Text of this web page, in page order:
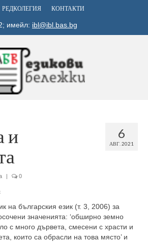
РЕДКОЛЕГИЯ КОНТАКТИ
имейл: ibl@ibl.bas.bg
6
АВГ. 2021
и
| 0
на българския език (т. 3, 2006) за
значенията: ‘обширно земно
с много дървета, смесени с храсти и
които са обрасли на това място’ и